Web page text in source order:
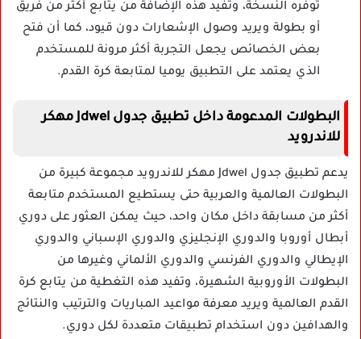
توفره النسخة، وتفيد هذه الإضافة من يتابع أكثر من فريق
أو بطولة ويريد وصول الإشعارات دون قيود، كما أن فتح
بعض الخصائص يجعل التجربة أكثر مرونة للمستخدم
الذي يعتمد على التطبيق يوميا لمتابعة كرة القدم.
البطولات المدعومة داخل تطبيق جدول Jdwel مهكر
للاندرويد
يدعم تطبيق جدول Jdwel مهكر للاندرويد مجموعة كبيرة من
البطولات العالمية والعربية حتى يستطيع المستخدم متابعة
أكثر من مسابقة داخل مكان واحد، حيث يمكن العثور على دوري
أبطال أوروبا والدوري الإنجليزي والدوري الإسباني والدوري
الإيطالي والدوري الفرنسي والدوري الألماني وغيرها من
البطولات الأوروبية الشهيرة، وتفيد هذه التغطية من يتابع كرة
القدم العالمية ويريد معرفة مواعيد المباريات والترتيب والنتائج
والهدافين دون استخدام تطبيقات متعددة لكل دوري.